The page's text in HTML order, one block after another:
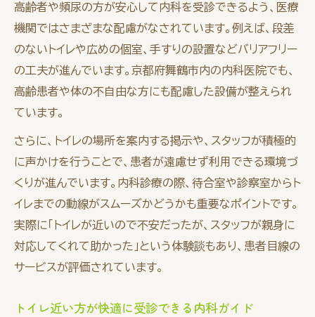
高齢者や頻尿の方が安心して内科を受診できるよう、医療
機関ではさまざまな配慮がなされています。例えば、段差
のないトイレや広めの個室、手すりの設置などバリアフリー
の工夫が進んでいます。京都府舞鶴市内の内科医院でも、
高齢患者や体の不自由な方にも配慮した設備が整えられ
ています。
さらに、トイレの場所を案内する掲示や、スタッフが積極的
に声かけを行うことで、患者が遠慮せず利用できる環境づ
くりが進んでいます。内科診療の際、待合室や診察室からト
イレまでの動線がスムーズかどうかも重要なポイントです。
実際に「トイレが近いので不安だったが、スタッフが親身に
対応してくれて助かった」という体験談もあり、患者目線の
サービスが評価されています。
トイレ近い方が快適に受診できる内科ガイド